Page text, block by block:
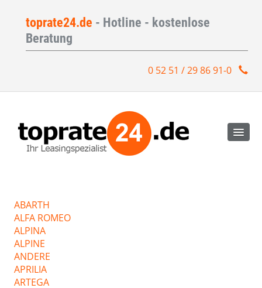
toprate24.de - Hotline - kostenlose
Beratung
0 52 51 / 29 86 91-0
ABARTH
ALFA ROMEO
ALPINA
ALPINE
ANDERE
APRILIA
ARTEGA